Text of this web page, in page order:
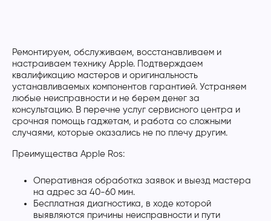
Ремонтируем, обслуживаем, восстанавливаем и
настраиваем технику Apple. Подтверждаем
квалификацию мастеров и оригинальность
устанавливаемых компонентов гарантией. Устраняем
любые неисправности и не берем денег за
консультацию. В перечне услуг сервисного центра и
срочная помощь гаджетам, и работа со сложными
случаями, которые оказались не по плечу другим.
Преимущества Apple Ros:
Оперативная обработка заявок и выезд мастера
на адрес за 40-60 мин.
Бесплатная диагностика, в ходе которой
выявляются причины неисправности и пути